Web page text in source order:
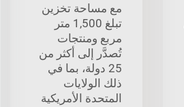
مع مساحة تخزين
تبلغ 1,500 متر
مربع ومنتجات
تُصدَّر إلى أكثر من
25 دولة، بما في
ذلك الولايات
المتحدة الأمريكية